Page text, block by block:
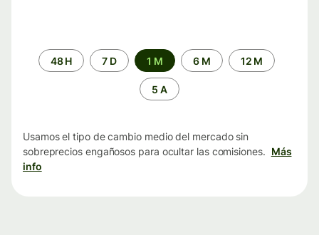
Periodo48 H 7 D 1 M 6 M 12 M
5 A
Usamos el tipo de cambio medio del mercado sin
sobreprecios engañosos para ocultar las comisiones. Más
info